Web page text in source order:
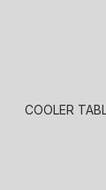
COOLER